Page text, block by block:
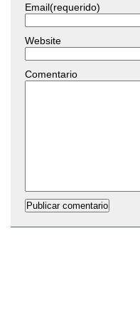
Email(requerido)
Website
Comentario